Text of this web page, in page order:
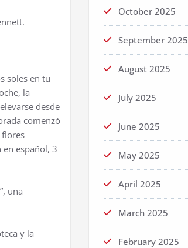
soles en tu
la
desde
comenzó
flores
español, 3
una
y la
October 2025
September 2025
August 2025
July 2025
June 2025
May 2025
April 2025
March 2025
February 2025